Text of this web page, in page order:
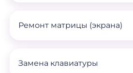
Ремонт матрицы (экрана)
Замена клавиатуры